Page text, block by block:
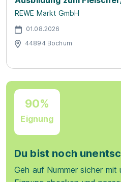
REWE Markt GmbH
01.08.2026
44894 Bochum
90%
Eignung
Du bist noch
Geh auf Nummer sicher